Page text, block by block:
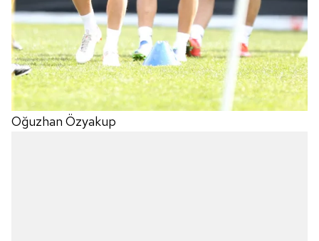
Oğuzhan Özyakup